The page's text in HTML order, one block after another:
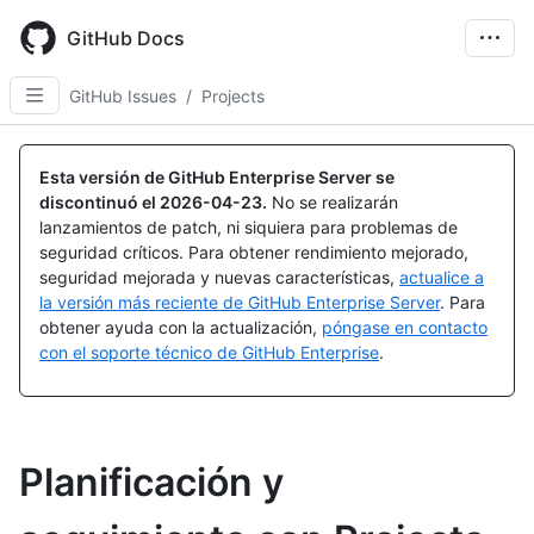
main
content
GitHub Docs
GitHub Issues / Projects
Esta versión de GitHub Enterprise Server se
discontinuó el 2026-04-23. No se realizarán
lanzamientos de patch, ni siquiera para problemas de
seguridad críticos. Para obtener rendimiento mejorado,
seguridad mejorada y nuevas características, actualice a
la versión más reciente de GitHub Enterprise Server. Para
obtener ayuda con la actualización, póngase en contacto
con el soporte técnico de GitHub Enterprise.
Planificación y